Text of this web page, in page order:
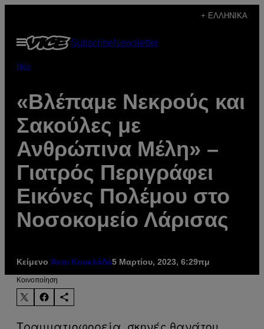
περιεχόμενο
+ ΕΛΛΗΝΙΚΆ
Ανοίξτε
το
SubscribeNewsletter
Νέα
«Βλέπαμε Νεκρούς και
Σακούλες με
Ανθρώπινα Μέλη» –
Γιατρός Περιγράφει
Εικόνες Πολέμου στο
Νοσοκομείο Λάρισας
Κείμενο Άντυ Κουκλάδα5 Μαρτίου, 2023, 6:29πμ
Kοινοποίηση
Τραυματιοφορεία, σκηνές θανάτου,